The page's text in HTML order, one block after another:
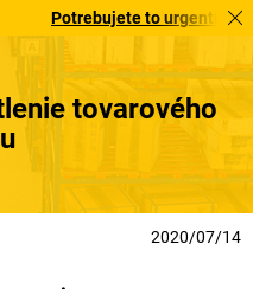
to urgentne?
tovarového
2020/07/14